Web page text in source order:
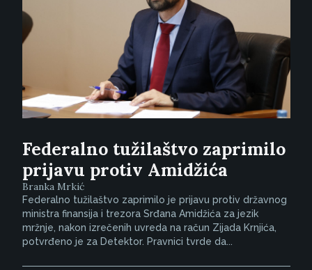
Federalno tužilaštvo zaprimilo
prijavu protiv Amidžića
Branka Mrkić
Federalno tužilaštvo zaprimilo je prijavu protiv državnog
ministra finansija i trezora Srđana Amidžića za jezik
mržnje, nakon izrečenih uvreda na račun Zijada Krnjića,
potvrđeno je za Detektor. Pravnici tvrde da...